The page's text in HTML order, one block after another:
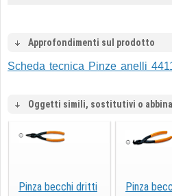
Approfondimenti sul prodotto
Scheda tecnica Pinze anelli
Oggetti simili, sostitutivi o
Pinza becchi dritti
Pinza